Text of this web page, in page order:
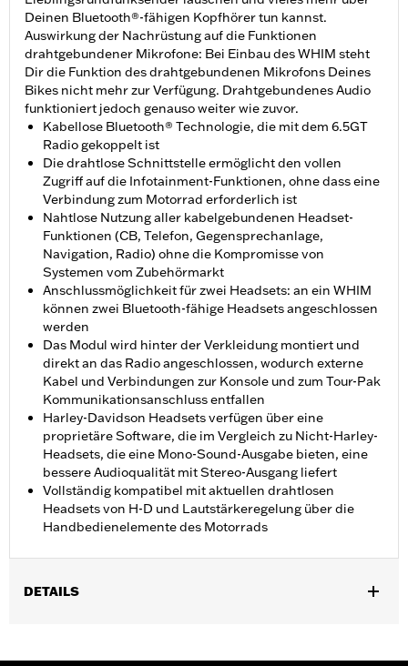
Deinen Bluetooth®-fähigen Kopfhörer tun kannst.
Auswirkung der Nachrüstung auf die Funktionen
drahtgebundener Mikrofone: Bei Einbau des WHIM steht
Dir die Funktion des drahtgebundenen Mikrofons Deines
Bikes nicht mehr zur Verfügung. Drahtgebundenes Audio
funktioniert jedoch genauso weiter wie zuvor.
Kabellose Bluetooth® Technologie, die mit dem 6.5GT
Radio gekoppelt ist
Die drahtlose Schnittstelle ermöglicht den vollen
Zugriff auf die Infotainment-Funktionen, ohne dass eine
Verbindung zum Motorrad erforderlich ist
Nahtlose Nutzung aller kabelgebundenen Headset-
Funktionen (CB, Telefon, Gegensprechanlage,
Navigation, Radio) ohne die Kompromisse von
Systemen vom Zubehörmarkt
Anschlussmöglichkeit für zwei Headsets: an ein WHIM
können zwei Bluetooth-fähige Headsets angeschlossen
werden
Das Modul wird hinter der Verkleidung montiert und
direkt an das Radio angeschlossen, wodurch externe
Kabel und Verbindungen zur Konsole und zum Tour-Pak
Kommunikationsanschluss entfallen
Harley-Davidson Headsets verfügen über eine
proprietäre Software, die im Vergleich zu Nicht-Harley-
Headsets, die eine Mono-Sound-Ausgabe bieten, eine
bessere Audioqualität mit Stereo-Ausgang liefert
Vollständig kompatibel mit aktuellen drahtlosen
Headsets von H-D und Lautstärkeregelung über die
Handbedienelemente des Motorrads
DETAILS